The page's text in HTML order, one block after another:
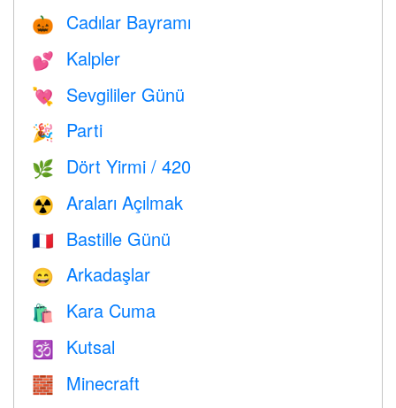
🎃 Cadılar Bayramı
💕 Kalpler
💘 Sevgililer Günü
🎉 Parti
🌿 Dört Yirmi / 420
☢️ Araları Açılmak
🇫🇷 Bastille Günü
😄 Arkadaşlar
🛍 Kara Cuma
🕉 Kutsal
🧱
Minecraft